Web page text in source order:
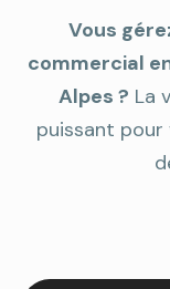
Vous
commercial
Alpes ? La
puissant